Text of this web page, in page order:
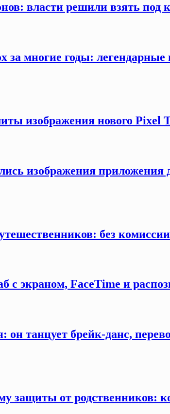
власти решили взять под
за многие годы:
изображения нового Pixel
изображения
без
с экраном, FaceTime и
танцует брейк-данс,
защиты от